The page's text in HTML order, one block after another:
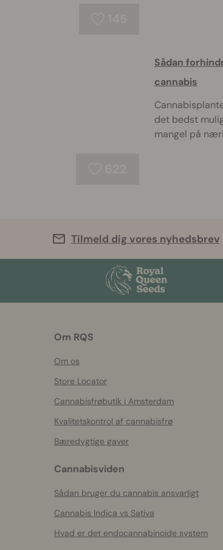
Sådan
cannabis
det bedst
mangel på
Tilmeld dig vores nyhedsbrev
Om RQS
Om os
Store Locator
Cannabisfrøbutik i Amsterdam
Kvalitetskontrol af cannabisfrø
Bæredygtige gaver
Cannabisviden
Sådan bruger du cannabis ansvarligt
Cannabis Indica vs Sativa
Hvad er det endocannabinoide system